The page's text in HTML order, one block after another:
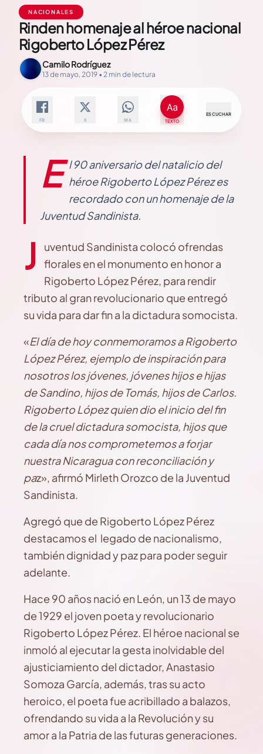
NACIONALES
Rinden homenaje al héroe nacional
Rigoberto López Pérez
Camilo Rodríguez
13 de mayo, 2019 • 2 min de lectura
FB X WA TEXTO
ESCUCHAR
E l 90 aniversario del natalicio del
héroe Rigoberto López Pérez es
recordado con un homenaje de la
Juventud Sandinista.
J
uventud Sandinista colocó ofrendas
florales en el monumento en honor a
Rigoberto López Pérez, para rendir
tributo al gran revolucionario que entregó
su vida para dar fin a la dictadura somocista.
«El día de hoy conmemoramos a Rigoberto
López Pérez, ejemplo de inspiración para
nosotros los jóvenes, jóvenes hijos e hijas
de Sandino, hijos de Tomás, hijos de Carlos.
Rigoberto López quien dio el inicio del fin
de la cruel dictadura somocista, hijos que
cada día nos comprometemos a forjar
nuestra Nicaragua con reconciliación y
paz», afirmó Mirleth Orozco de la Juventud
Sandinista.
Agregó que de Rigoberto López Pérez
destacamos el legado de nacionalismo,
también dignidad y paz para poder seguir
adelante.
Hace 90 años nació en León, un 13 de mayo
de 1929 el joven poeta y revolucionario
Rigoberto López Pérez. El héroe nacional se
inmoló al ejecutar la gesta inolvidable del
ajusticiamiento del dictador, Anastasio
Somoza García, además, tras su acto
heroico, el poeta fue acribillado a balazos,
ofrendando su vida a la Revolución y su
amor a la Patria de las futuras generaciones.